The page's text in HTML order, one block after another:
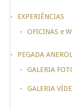
EXPERIÊNCIAS
OFICINAS e
PEGADA ANEROL
GALERIA
GALERIA